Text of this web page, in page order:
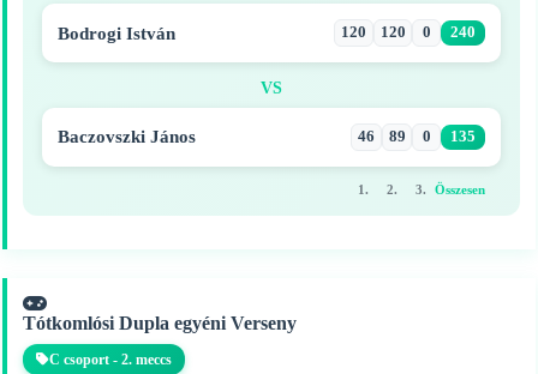
Bodrogi István 120 120 0 240
VS
Baczovszki János 46 89 0 135
1. 2. 3. Összesen
Tótkomlósi Dupla egyéni Verseny
C csoport - 2. meccs